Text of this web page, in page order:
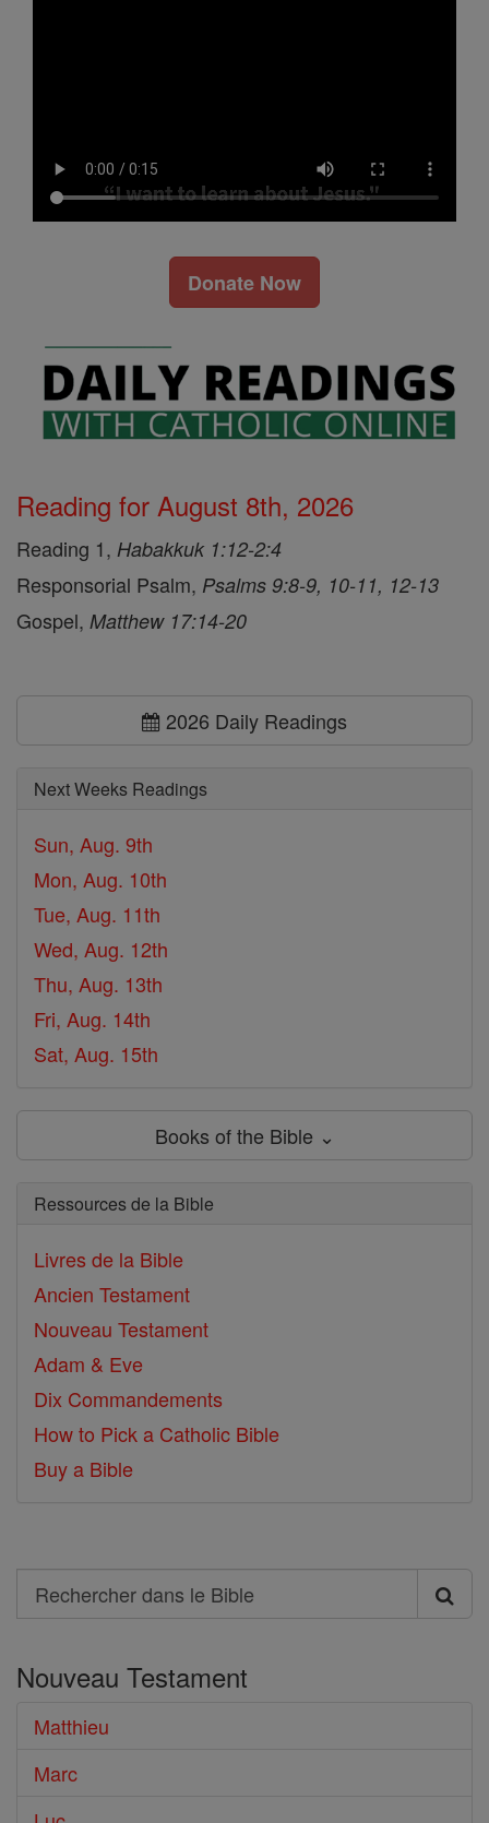
Donate Now
Reading for August 8th, 2026
Reading 1, Habakkuk 1:12-2:4
Responsorial Psalm, Psalms 9:8-9, 10-11, 12-13
Gospel, Matthew 17:14-20
2026 Daily Readings
Next Weeks Readings
Sun, Aug. 9th
Mon, Aug. 10th
Tue, Aug. 11th
Wed, Aug. 12th
Thu, Aug. 13th
Fri, Aug. 14th
Sat, Aug. 15th
Books of the Bible ⌄
Ressources de la Bible
Livres de la Bible
Ancien Testament
Nouveau Testament
Adam & Eve
Dix Commandements
How to Pick a Catholic Bible
Buy a Bible
Search
Rechercher
le
Bible
Nouveau Testament
Matthieu
Marc